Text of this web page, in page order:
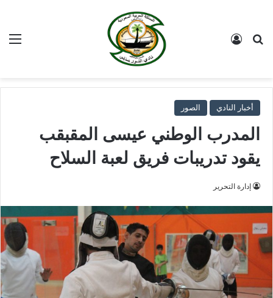
بحث عن
أخبار النادي الصور
المدرب الوطني عيسى المقبقب
يقود تدريبات فريق لعبة السلاح
إدارة التحرير